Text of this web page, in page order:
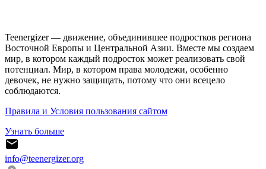
Teenergizer — движение, объединившее подростков региона
Восточной Европы и Центральной Азии. Вместе мы создаем
мир, в котором каждый подросток может реализовать свой
потенциал. Мир, в котором права молодежи, особенно
девочек, не нужно защищать, потому что они всецело
соблюдаются.
Правила и Условия пользования сайтом
Узнать больше
info@teenergizer.org